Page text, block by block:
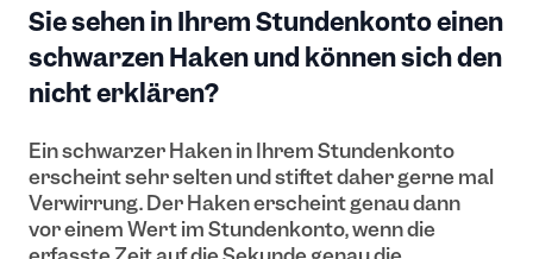
Sie sehen in Ihrem Stundenkonto einen
schwarzen Haken und können sich den
nicht erklären?
Ein schwarzer Haken in Ihrem Stundenkonto
erscheint sehr selten und stiftet daher gerne mal
Verwirrung. Der Haken erscheint genau dann
vor einem Wert im Stundenkonto, wenn die